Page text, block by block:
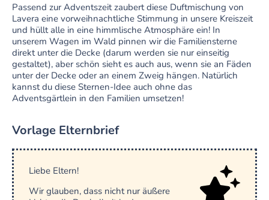
Passend zur Adventszeit zaubert diese Duftmischung von
Lavera eine vorweihnachtliche Stimmung in unsere Kreiszeit
und hüllt alle in eine himmlische Atmosphäre ein! In
unserem Wagen im Wald pinnen wir die Familiensterne
direkt unter die Decke (darum werden sie nur einseitig
gestaltet), aber schön sieht es auch aus, wenn sie an Fäden
unter der Decke oder an einem Zweig hängen. Natürlich
kannst du diese Sternen-Idee auch ohne das
Adventsgärtlein in den Familien umsetzen!
Vorlage Elternbrief
Liebe Eltern!
Wir glauben, dass nicht nur äußere